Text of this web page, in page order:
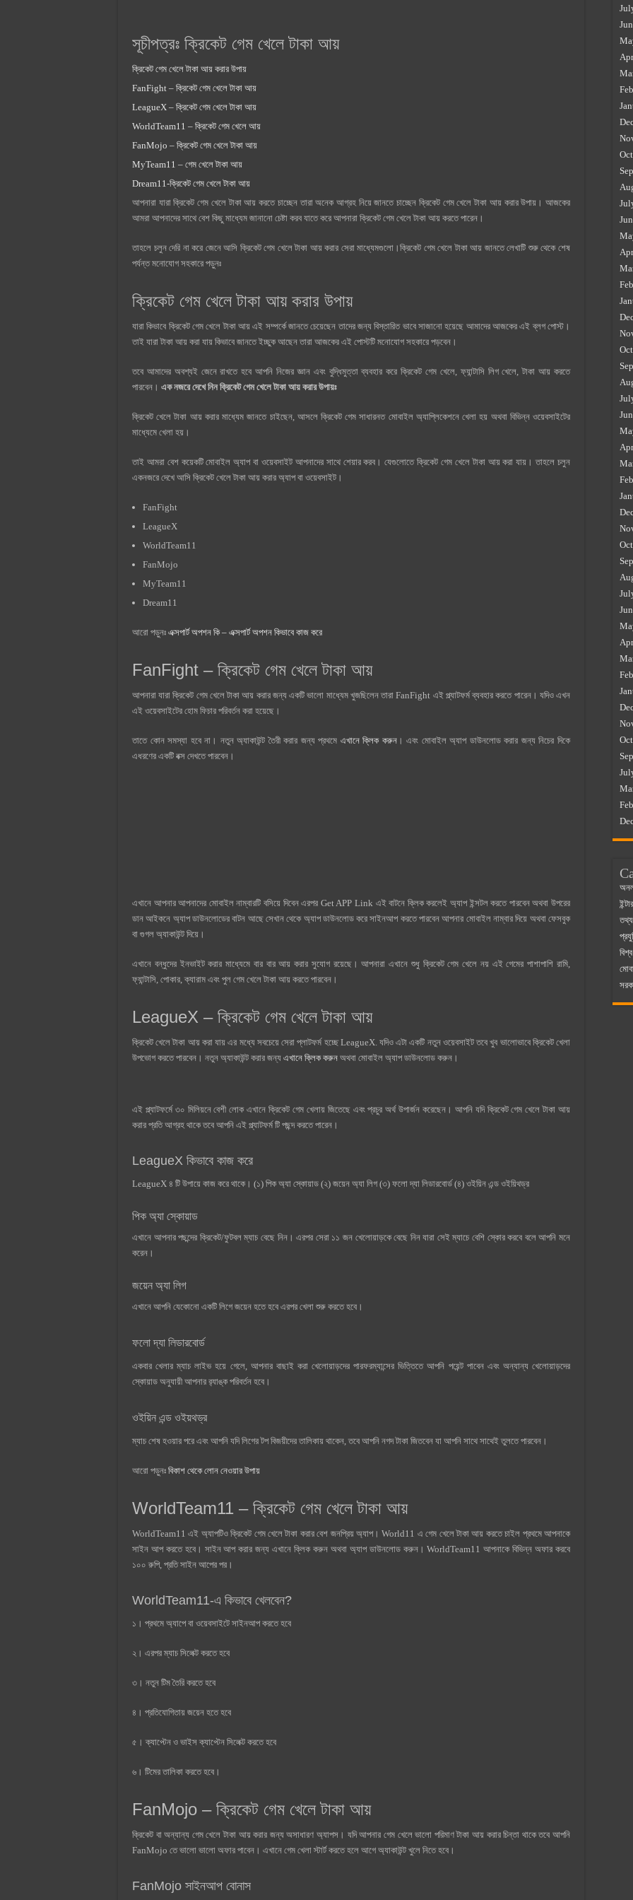
সূচীপত্রঃ ক্রিকেট গেম খেলে টাকা আয়
ক্রিকেট গেম খেলে টাকা আয় করার উপায়
FanFight – ক্রিকেট গেম খেলে টাকা আয়
LeagueX – ক্রিকেট গেম খেলে টাকা আয়
WorldTeam11 – ক্রিকেট গেম খেলে আয়
FanMojo – ক্রিকেট গেম খেলে টাকা আয়
MyTeam11 – গেম খেলে টাকা আয়
Dream11-ক্রিকেট গেম খেলে টাকা আয়
আপনারা যারা ক্রিকেট গেম খেলে টাকা আয় করতে চাচ্ছেন তারা অনেক আগ্রহ নিয়ে জানতে চাচ্ছেন ক্রিকেট গেম খেলে টাকা আয় করার উপায়। আজকের
আমরা আপনাদের সাথে বেশ কিছু মাধ্যেম জানানো চেষ্টা করব যাতে করে আপনারা ক্রিকেট গেম খেলে টাকা আয় করতে পারেন।
তাহলে চলুন দেরি না করে জেনে আসি ক্রিকেট গেম খেলে টাকা আয় করার সেরা মাধ্যেমগুলো।ক্রিকেট গেম খেলে টাকা আয় জানতে লেখাটি শুরু থেকে শেষ
পর্যন্ত মনোযোগ সহকারে পড়ুনঃ
ক্রিকেট গেম খেলে টাকা আয় করার উপায়
যারা কিভাবে ক্রিকেট গেম খেলে টাকা আয় এই সম্পর্কে জানতে চেয়েছেন তাদের জন্য বিস্তারিত ভাবে সাজানো হয়েছে আমাদের আজকের এই ব্লগ পোস্ট।
তাই যারা টাকা আয় করা যায় কিভাবে জানতে ইচ্ছুক আছেন তারা আজকের এই পোস্টটি মনোযোগ সহকারে পড়বেন।
তবে আমাদের অবশ্যই জেনে রাখতে হবে আপনি নিজের জ্ঞান এবং বুদ্ধিমুত্তা ব্যবহার করে ক্রিকেট গেম খেলে, ফ্যান্টাসি লিগ খেলে, টাকা আয় করতে
পারবেন। এক নজরে দেখে নিন ক্রিকেট গেম খেলে টাকা আয় করার উপায়ঃ
ক্রিকেট খেলে টাকা আয় করার মাধ্যেম জানতে চাইছেন, আসলে ক্রিকেট গেম সাধারনত মোবাইল অ্যাপ্লিকেশনে খেলা হয় অথবা বিভিন্ন ওয়েবসাইটের
মাধ্যেমে খেলা হয়।
তাই আমরা বেশ কয়েকটি মোবাইল অ্যাপ বা ওয়েবসাইট আপনাদের সাথে শেয়ার করব। যেগুলোতে ক্রিকেট গেম খেলে টাকা আয় করা যায়। তাহলে চলুন
একনজরে দেখে আসি ক্রিকেট খেলে টাকা আয় করার অ্যাপ বা ওয়েবসাইট।
FanFight
LeagueX
WorldTeam11
FanMojo
MyTeam11
Dream11
আরো পড়ুনঃ এক্সপার্ট অপশন কি – এক্সপার্ট অপশন কিভাবে কাজ করে
FanFight – ক্রিকেট গেম খেলে টাকা আয়
আপনারা যারা ক্রিকেট গেম খেলে টাকা আয় করার জন্য একটি ভালো মাধ্যেম খুজছিলেন তারা FanFight এই প্ল্যাটফর্ম ব্যবহার করতে পারেন। যদিও এখন
এই ওয়েবসাইটের হোম ফিচার পরিবর্তন করা হয়েছে।
তাতে কোন সমস্যা হবে না। নতুন অ্যাকাউন্ট তৈরী করার জন্য প্রথমে এখানে ক্লিক করুন। এবং মোবাইল অ্যাপ ডাউনলোড করার জন্য নিচের দিকে
এধরণের একটি বক্স দেখতে পারবেন।
এখানে আপনার আপনাদের মোবাইল নাম্বারটি বসিয়ে দিবেন এরপর Get APP Link এই বাটনে ক্লিক করলেই অ্যাপ ইন্সটল করতে পারবেন অথবা উপরের
ডান আইকনে অ্যাপ ডাউনলোডের বাটন আছে সেখান থেকে অ্যাপ ডাউনলোড করে সাইনআপ করতে পারবেন আপনার মোবাইল নাম্বার দিয়ে অথবা ফেসবুক
বা গুগল অ্যাকাউন্ট দিয়ে।
এখানে বন্ধুদের ইনভাইট করার মাধ্যেমে বার বার আয় করার সুযোগ রয়েছে। আপনারা এখানে শুধু ক্রিকেট গেম খেলে নয় এই গেমের পাশাপাশি রামি,
ফ্যান্টাসি, পোকার, ক্যারাম এবং পুল গেম খেলে টাকা আয় করতে পারবেন।
LeagueX – ক্রিকেট গেম খেলে টাকা আয়
ক্রিকেট খেলে টাকা আয় করা যায় এর মধ্যে সবচেয়ে সেরা প্লাটফর্ম হচ্ছে LeagueX. যদিও এটা একটি নতুন ওয়েবসাইট তবে খুব ভালোভাবে ক্রিকেট খেলা
উপভোগ করতে পারবেন। নতুন অ্যাকাউন্ট করার জন্য এখানে ক্লিক করুন অথবা মোবাইল অ্যাপ ডাউনলোড করুন।
এই প্ল্যাটফর্মে ৩০ মিলিয়নে বেশী লোক এখানে ক্রিকেট গেম খেলায় জিতেছে এবং প্রচুর অর্থ উপার্জন করেছেন। আপনি যদি ক্রিকেট গেম খেলে টাকা আয়
করার প্রতি আগ্রহ থাকে তবে আপনি এই প্ল্যাটফর্ম টি পছন্দ করতে পারেন।
LeagueX কিভাবে কাজ করে
LeagueX ৪ টি উপায়ে কাজ করে থাকে। (১) পিক অ্যা স্কোয়াড (২) জয়েন অ্যা লিগ (৩) ফলো দ্যা লিডারবোর্ড (৪) ওইয়িন এন্ড ওইয়িথড্র
পিক অ্যা স্কোয়াড
এখানে আপনার পছন্দের ক্রিকেট/ফুটবল ম্যাচ বেছে নিন। এরপর সেরা ১১ জন খেলোয়াড়কে বেছে নিন যারা সেই ম্যাচে বেশি স্কোর করবে বলে আপনি মনে
করেন।
জয়েন অ্যা লিগ
এখানে আপনি যেকোনো একটি লিগে জয়েন হতে হবে এরপর খেলা শুরু করতে হবে।
ফলো দ্যা লিডারবোর্ড
একবার খেলার ম্যাচ লাইভ হয়ে গেলে, আপনার বাছাই করা খেলোয়াড়দের পারফরম্যান্সের ভিত্তিতে আপনি পয়েন্ট পাবেন এবং অন্যান্য খেলোয়াড়দের
স্কোয়াড অনুযায়ী আপনার র‌্যাঙ্ক পরিবর্তন হবে।
ওইয়িন এন্ড ওইয়থড্র
ম্যাচ শেষ হওয়ার পরে এবং আপনি যদি লিগের টপ বিজয়ীদের তালিকায় থাকেন, তবে আপনি নগদ টাকা জিতবেন যা আপনি সাথে সাথেই তুলতে পারবেন।
আরো পড়ুনঃ বিকাশ থেকে লোন নেওয়ার উপায়
WorldTeam11 – ক্রিকেট গেম খেলে টাকা আয়
WorldTeam11 এই অ্যাপটিও ক্রিকেট গেম খেলে টাকা করার বেশ জনপ্রিয় অ্যাপ। World11 এ গেম খেলে টাকা আয় করতে চাইল প্রথমে আপনাকে
সাইন আপ করতে হবে। সাইন আপ করার জন্য এখানে ক্লিক করুন অথবা অ্যাপ ডাউনলোড করুন। WorldTeam11 আপনাকে বিভিন্ন অফার করবে
১০০ রুপি, প্রতি সাইন আপের পর।
WorldTeam11-এ কিভাবে খেলবেন?
১। প্রথমে অ্যাপে বা ওয়েবসাইটে সাইনআপ করতে হবে
২। এরপর ম্যাচ সিলেক্ট করতে হবে
৩। নতুন টিম তৈরি করতে হবে
৪। প্রতিযোগিতায় জয়েন হতে হবে
৫। ক্যাপ্টেন ও ভাইস ক্যাপ্টেন সিলেক্ট করতে হবে
৬। টিমের তালিকা করতে হবে।
FanMojo – ক্রিকেট গেম খেলে টাকা আয়
ক্রিকেট বা অন্যান্য গেম খেলে টাকা আয় করার জন্য অসাধারণ অ্যাপস। যদি আপনার গেম খেলে ভালো পরিমাণ টাকা আয় করার চিন্তা থাকে তবে আপনি
FanMojo তে ভালো ভালো অফার পাবেন। এখানে গেম খেলা স্টার্ট করতে হলে আগে অ্যাকাউন্ট খুলে নিতে হবে।
FanMojo সাইনআপ বোনাস
তথ্য
বিশ্ব